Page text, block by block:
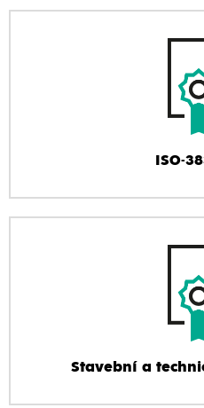
ISO-
Stavební a